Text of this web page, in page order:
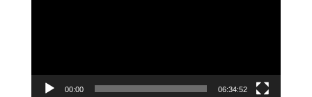
00:00 06:34:52